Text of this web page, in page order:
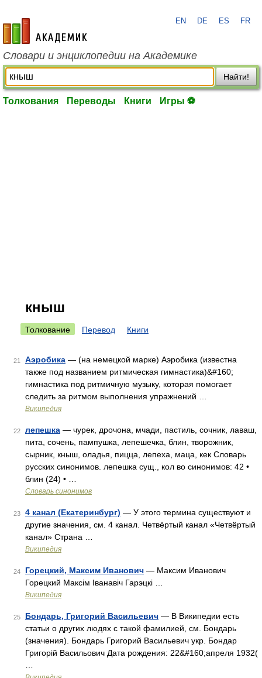
academic.ru
EN DE ES FR
Словари и энциклопедии на Академике
Найти!
Толкования Переводы Книги Игры ⚽
кныш
Толкование Перевод Книги
21 Аэробика — (на немецкой марке) Аэробика (известна
также под названием ритмическая гимнастика)&#160;
гимнастика под ритмичную музыку, которая помогает
следить за ритмом выполнения упражнений …
Википедия
22 лепешка — чурек, дрочона, мчади, пастиль, сочник, лаваш,
пита, сочень, пампушка, лепешечка, блин, творожник,
сырник, кныш, оладья, пицца, лепеха, маца, кек Словарь
русских синонимов. лепешка сущ., кол во синонимов: 42 •
блин (24) • …
Словарь синонимов
23 4 канал (Екатеринбург) — У этого термина существуют и
другие значения, см. 4 канал. Четвёртый канал «Четвёртый
канал» Страна …
Википедия
24 Горецкий, Максим Иванович — Максим Иванович
Горецкий Максім Іванавіч Гарэцкі …
Википедия
25 Бондарь, Григорий Васильевич — В Википедии есть
статьи о других людях с такой фамилией, см. Бондарь
(значения). Бондарь Григорий Васильевич укр. Бондар
Григорій Васильович Дата рождения: 22&#160;апреля 1932(